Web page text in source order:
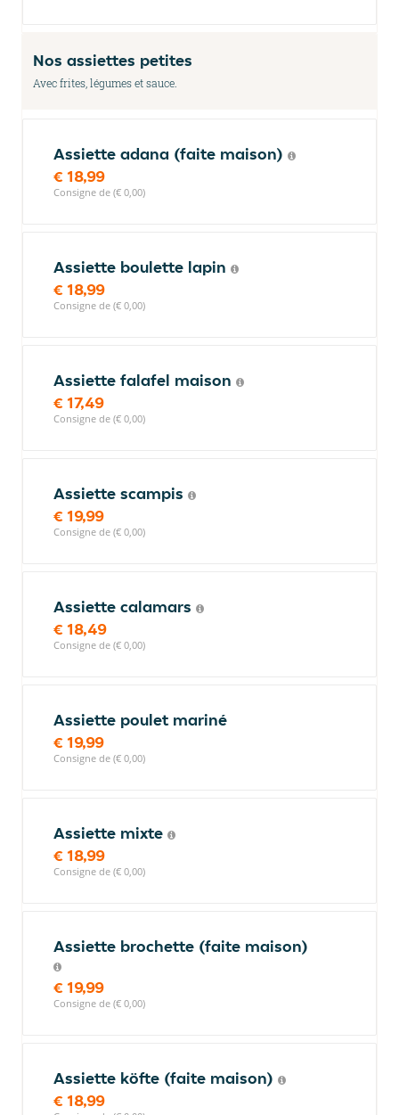
Nos assiettes petites
Avec frites, légumes et sauce.
Assiette adana (faite maison)
€ 18,99
Consigne de (€ 0,00)
Assiette boulette lapin
€ 18,99
Consigne de (€ 0,00)
Assiette falafel maison
€ 17,49
Consigne de (€ 0,00)
Assiette scampis
€ 19,99
Consigne de (€ 0,00)
Assiette calamars
€ 18,49
Consigne de (€ 0,00)
Assiette poulet mariné
€ 19,99
Consigne de (€ 0,00)
Assiette mixte
€ 18,99
Consigne de (€ 0,00)
Assiette brochette (faite maison)
€ 19,99
Consigne de (€ 0,00)
Assiette köfte (faite maison)
€ 18,99